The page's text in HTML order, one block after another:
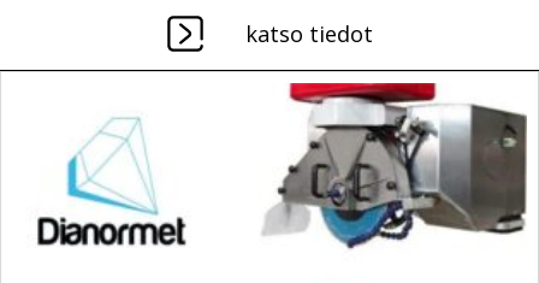
katso tiedot